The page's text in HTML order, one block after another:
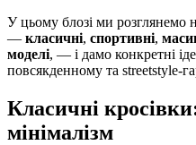
У цьому блозі ми розглянемо
— класичні, спортивні,
моделі, — і дамо конкретні
повсякденному та streetstyle-
Класичні
мінімалізм